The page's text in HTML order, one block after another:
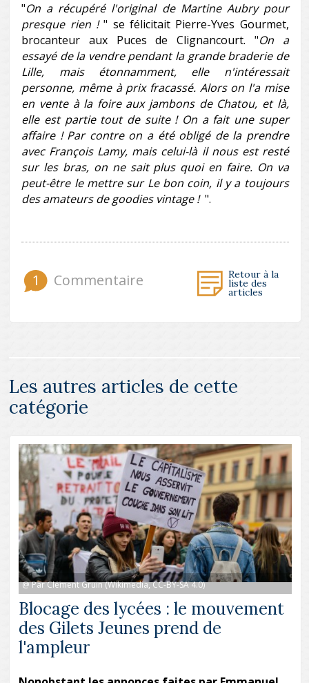
"On a récupéré l'original de Martine Aubry pour
presque rien !" se félicitait Pierre-Yves Gourmet,
brocanteur aux Puces de Clignancourt. "On a
essayé de la vendre pendant la grande braderie de
Lille, mais étonnamment, elle n'intéressait
personne, même à prix fracassé. Alors on l'a mise
en vente à la foire aux jambons de Chatou, et là,
elle est partie tout de suite ! On a fait une super
affaire ! Par contre on a été obligé de la prendre
avec François Lamy, mais celui-là il nous est resté
sur les bras, on ne sait plus quoi en faire. On va
peut-être le mettre sur Le bon coin, il y a toujours
des amateurs de goodies vintage !".
1 Commentaire Retour à la
liste des
articles
Les autres articles de cette
catégorie
@ Par Clément Gruin (Wikimedia, CC-BY-SA 4.0)
Blocage des lycées : le mouvement
des Gilets Jeunes prend de
l'ampleur